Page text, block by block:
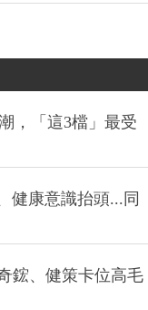
，「這3檔」最受
健康意識抬頭...同
鋐、健策卡位高毛